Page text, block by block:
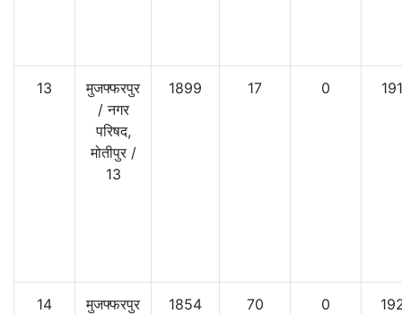
13
मुजफ्फरपुर
/नगर
परिषद,
मोतीपुर /
13
1899 17 0
14
मुजफ्फरपुर
1854 70 0